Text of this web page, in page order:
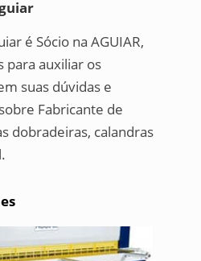
é Sócio na AGUIAR,
para auxiliar os
suas dúvidas e
Fabricante de
dobradeiras, calandras